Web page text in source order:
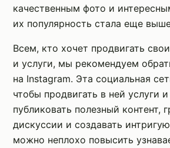
качественным фото и
их популярность стала еще
Всем, кто хочет продвигать
и услуги, мы рекомендуем
на Instagram. Эта социальная
чтобы продвигать в ней услуги
публиковать полезный контент,
дискуссии и создавать
можно неплохо повысить